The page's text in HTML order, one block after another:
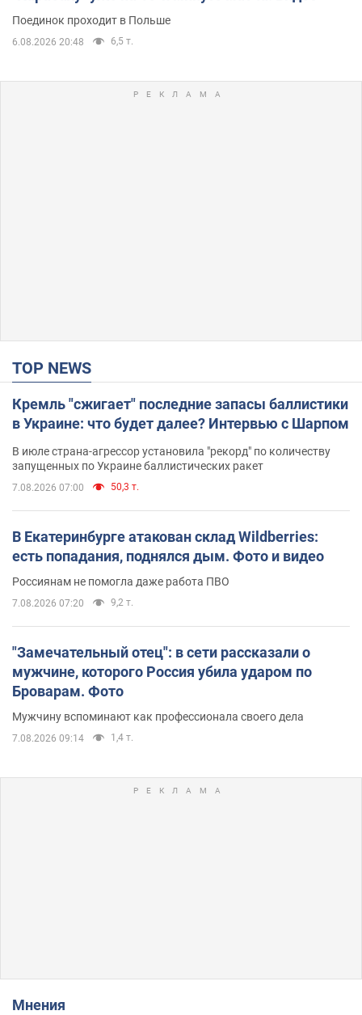
Поединок проходит в Польше
6.08.2026 20:48 6,5 т.
TOP NEWS
Кремль "сжигает" последние запасы баллистики
в Украине: что будет далее? Интервью с Шарпом
В июле страна-агрессор установила "рекорд" по количеству
запущенных по Украине баллистических ракет
7.08.2026 07:00 50,3 т.
В Екатеринбурге атакован склад Wildberries:
есть попадания, поднялся дым. Фото и видео
Россиянам не помогла даже работа ПВО
7.08.2026 07:20 9,2 т.
"Замечательный отец": в сети рассказали о
мужчине, которого Россия убила ударом по
Броварам. Фото
Мужчину вспоминают как профессионала своего дела
7.08.2026 09:14 1,4 т.
Мнения